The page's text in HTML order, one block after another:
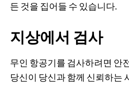
든 것을 집어들 수 있습니다.
지상에서 검사
무인 항공기를 검사하려면 안
당신이 당신과 함께 신뢰하는